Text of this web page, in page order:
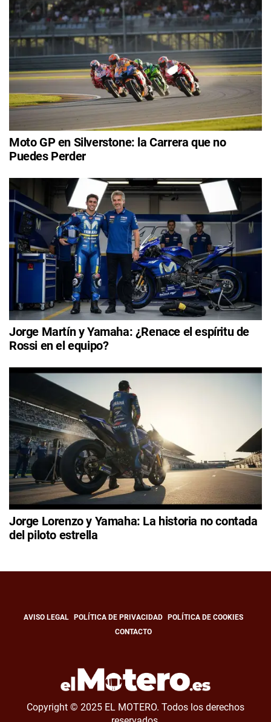
Moto GP en Silverstone: la Carrera que no
Puedes Perder
Jorge Martín y Yamaha: ¿Renace el espíritu de
Rossi en el equipo?
Jorge Lorenzo y Yamaha: La historia no contada
del piloto estrella
AVISO LEGAL POLÍTICA DE PRIVACIDAD
POLÍTICA DE COOKIES
CONTACTO
Copyright © 2025 EL MOTERO. Todos los derechos